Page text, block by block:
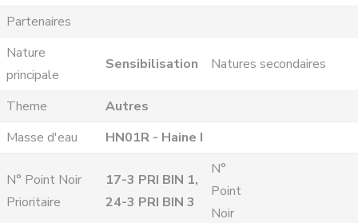
Partenaires
Nature
principale
Sensibilisation Natures secondaires
Theme
Autres
Masse d'eau
HN01R - Haine I
N° Point Noir
Prioritaire
17-3 PRI BIN 1,
24-3 PRI BIN 3
N°
Point
Noir